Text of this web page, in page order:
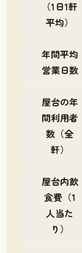
（1日1軒
平均）
年間平均
営業日数
屋台の年
間利用者
数（全
軒）
屋台内飲
食費（1
人当た
り）